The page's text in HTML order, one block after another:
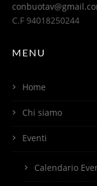
C.F 94018250244
MENU
Home
Chi siamo
Eventi
Calendario